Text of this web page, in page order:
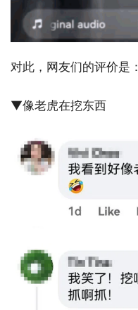
对此，网友们的评价是：
▼像老虎在挖东西